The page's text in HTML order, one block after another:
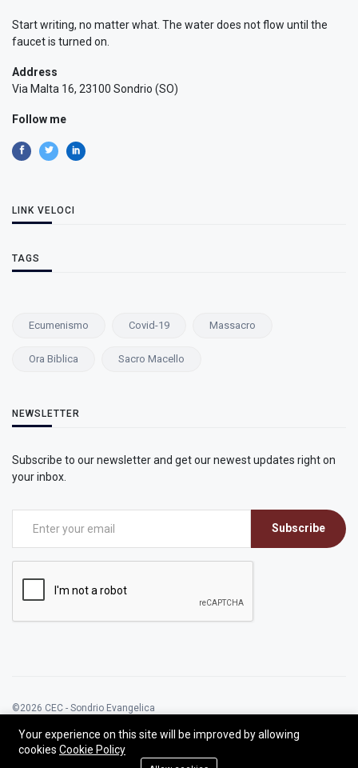
Start writing, no matter what. The water does not flow until the
faucet is turned on.
Address
Via Malta 16, 23100 Sondrio (SO)
Follow me
LINK VELOCI
TAGS
Ecumenismo Covid-19 Massacro
Ora Biblica Sacro Macello
NEWSLETTER
Subscribe to our newsletter and get our newest updates right on
your inbox.
Subscribe
©2026 CEC - Sondrio Evangelica
Developed by Antonio Alia | All rights reserved.
Your experience on this site will be improved by allowing
cookies Cookie Policy